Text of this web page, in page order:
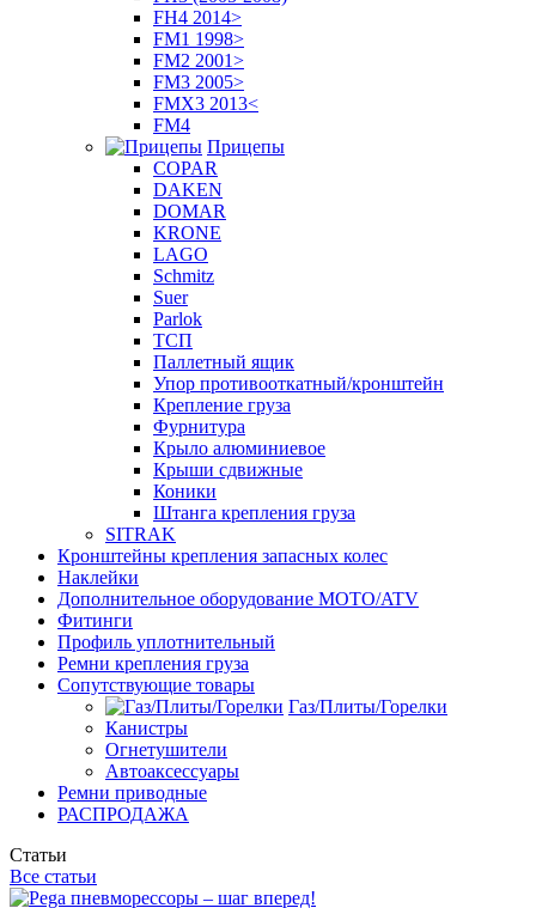
FH4 2014>
FM1 1998>
FM2 2001>
FM3 2005>
FMX3 2013<
FM4
Прицепы
COPAR
DAKEN
DOMAR
KRONE
LAGO
Schmitz
Suer
Parlok
ТСП
Паллетный ящик
Упор противооткатный/кронштейн
Крепление груза
Фурнитура
Крыло алюминиевое
Крыши сдвижные
Коники
Штанга крепления груза
SITRAK
Кронштейны крепления запасных колес
Наклейки
Дополнительное оборудование MOTO/ATV
Фитинги
Профиль уплотнительный
Ремни крепления груза
Сопутствующие товары
Газ/Плиты/Горелки
Канистры
Огнетушители
Автоаксессуары
Ремни приводные
РАСПРОДАЖА
Статьи
Все статьи